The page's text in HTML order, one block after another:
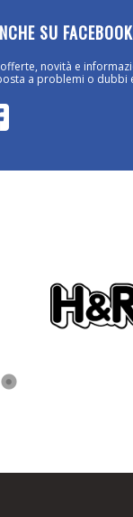
SU
novità e
a problemi o